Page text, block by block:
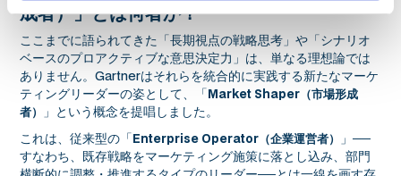
成者）」とは何者か？
ここまでに語られてきた「長期視点の戦略思考」や「シナリオ
ベースのプロアクティブな意思決定力」は、単なる理想論では
ありません。Gartnerはそれらを統合的に実践する新たなマーケ
ティングリーダーの姿として、「Market Shaper（市場形成
者）
」という概念を提唱しました。
これは、従来型の「Enterprise Operator（企業運営者）
」──
すなわち、既存戦略をマーケティング施策に落とし込み、部門